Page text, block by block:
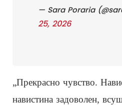
— Sara Poraria
25, 2026
„Прекрасно чувство.
навистина задоволен,